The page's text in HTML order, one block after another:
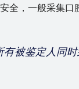
全，一般采集口
有被鉴定人同